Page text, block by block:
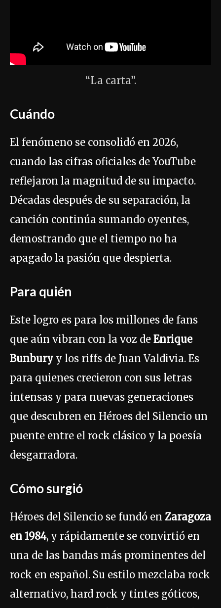
“La carta”.
Cuándo
El fenómeno se consolidó en 2026,
cuando las cifras oficiales de YouTube
reflejaron la magnitud de su impacto.
Décadas después de su separación, la
canción continúa sumando oyentes,
demostrando que el tiempo no ha
apagado la pasión que despierta.
Para quién
Este logro es para los millones de fans
que aún vibran con la voz de Enrique
Bunbury y los riffs de Juan Valdivia. Es
para quienes crecieron con sus letras
intensas y para nuevas generaciones
que descubren en Héroes del Silencio un
puente entre el rock clásico y la poesía
desgarradora.
Cómo surgió
Héroes del Silencio se fundó en Zaragoza
en 1984, y rápidamente se convirtió en
una de las bandas más prominentes del
rock en español. Su estilo mezclaba rock
alternativo, hard rock y tintes góticos,